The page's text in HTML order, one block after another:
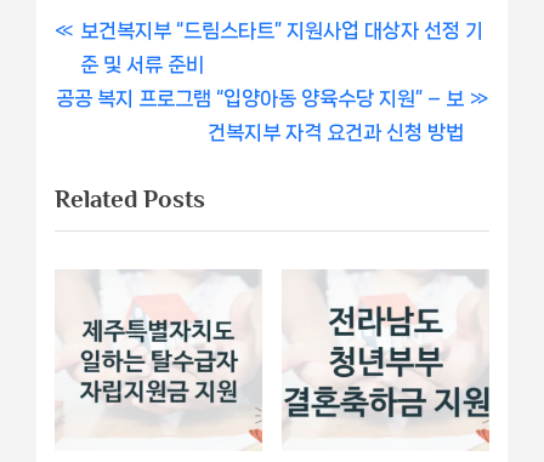
글
내
게
이
P
r
e
o
u
s
o
s
t
보건복지부 “드림스타트” 지원사업 대상자 선정 기
준 및 서류 준비
N
t
P
o
공공 복지 프로그램 “입양아동 양육수당 지원” – 보
건복지부 자격 요건과 신청 방법
Related Posts